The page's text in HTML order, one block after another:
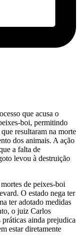
que acusa o
boi, permitindo
resultaram na morte
dos animais. A ação
a falta de
levou à destruição
de peixes-boi
O estado nega ter
ter adotado medidas
o juiz Carlos
ainda prejudica
estar diretamente